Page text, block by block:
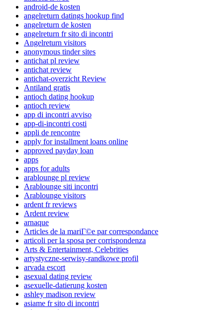
android-de kosten
angelreturn datings hookup find
angelreturn de kosten
angelreturn fr sito di incontri
Angelreturn visitors
anonymous tinder sites
antichat pl review
antichat review
antichat-overzicht Review
Antiland gratis
antioch dating hookup
antioch review
app di incontri avviso
app-di-incontri costi
appli de rencontre
apply for installment loans online
approved payday loan
apps
apps for adults
arablounge pl review
Arablounge siti incontri
Arablounge visitors
ardent fr reviews
Ardent review
arnaque
Articles de la mariГ©e par correspondance
articoli per la sposa per corrispondenza
Arts & Entertainment, Celebrities
artystyczne-serwisy-randkowe profil
arvada escort
asexual dating review
asexuelle-datierung kosten
ashley madison review
asiame fr sito di incontri